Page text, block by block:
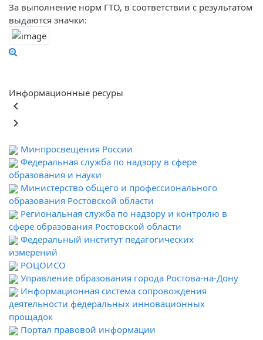
За выполнение норм ГТО, в соответствии с результатом
выдаются значки:
Информационные ресуры
keyboard_arrow_left
keyboard_arrow_right
Минпросвещения России
Федеральная служба по надзору в сфере
образования и науки
Министерство общего и профессионального
образования Ростовской области
Региональная служба по надзору и контролю в
сфере образования Ростовской области
Федеральный институт педагогических
измерений
РОЦОИСО
Управление образования города Ростова-на-Дону
Информационная система сопровождения
деятельности федеральных инновационных
прощадок
Портал правовой информации